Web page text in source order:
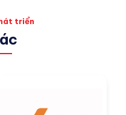
triển